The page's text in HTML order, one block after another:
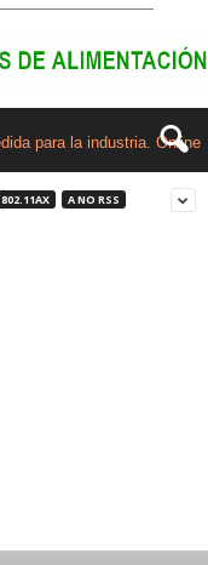
802.11AX A NO RSS